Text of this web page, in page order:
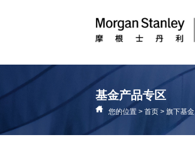
基金产品专区
您的位置 > 首页 > 旗下基金